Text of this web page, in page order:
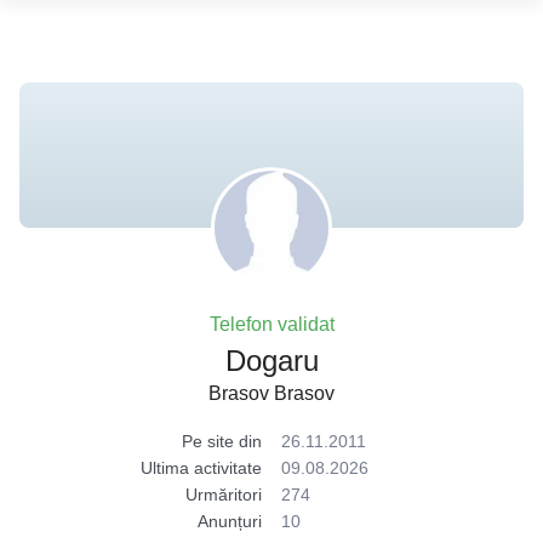
Telefon validat
Dogaru
Brasov Brasov
Pe site din
26.11.2011
Ultima activitate
09.08.2026
Urmăritori
274
Anunțuri
10